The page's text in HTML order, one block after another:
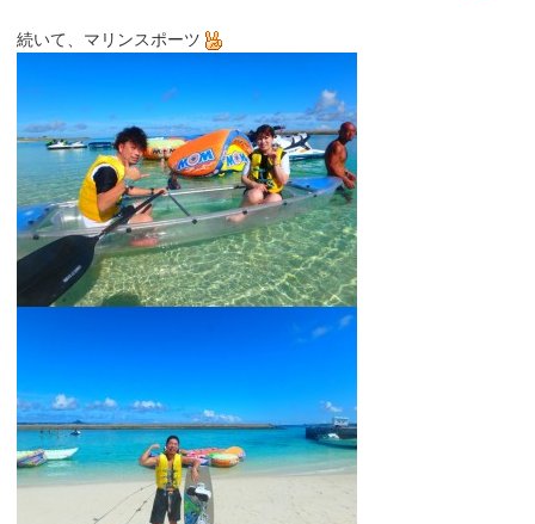
続いて、マリンスポーツ